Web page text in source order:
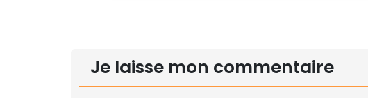
Je laisse mon commentaire